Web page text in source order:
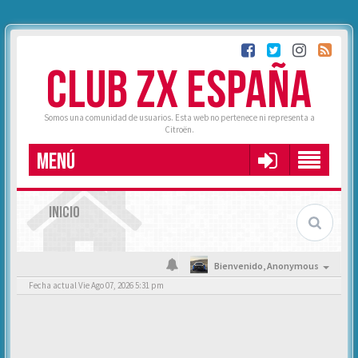
CLUB ZX ESPAÑA
Somos una comunidad de usuarios. Esta web no pertenece ni representa a
Citroën.
MENÚ
INICIO
Bienvenido,Anonymous
Fecha actual Vie Ago 07, 2026 5:31 pm